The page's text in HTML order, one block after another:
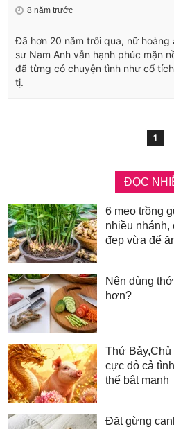
8 năm trước
Đã hơn 20 năm trôi qua, nữ hoàng
sư Nam Anh vẫn hạnh phúc mặn
đã từng có chuyện tình như cổ
tị.
1
ĐỌC
6 mẹo trồng
nhiều nhánh,
đẹp vừa để
Nên dùng
hơn?
Thứ Bảy,Chủ
cực đỏ cả
thể bật mạnh
Đặt gừng